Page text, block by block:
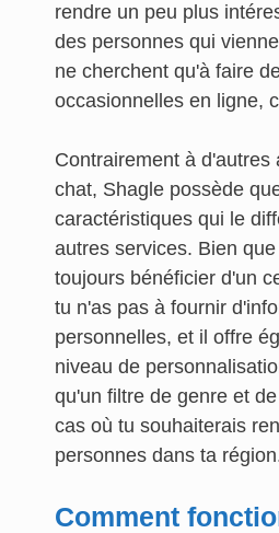
rendre un peu plus
des personnes qui
ne cherchent qu'à faire
occasionnelles en ligne,
Contrairement à d'autres
chat, Shagle possède
caractéristiques qui le
autres services. Bien
toujours bénéficier d'un
tu n'as pas à fournir
personnelles, et il offre
niveau de
qu'un filtre de genre et
cas où tu souhaiterais
personnes dans ta
Comment